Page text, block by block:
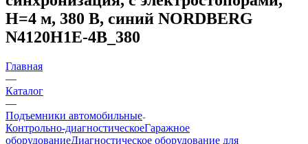
H=4 м, 380 В, синий NORDBERG
N4120H1E-4B_380
Главная
—
Каталог
—
Подъемники автомобильные
Контрольно-диагностическоеГаражное
оборудованиеДиагностическое оборудование для